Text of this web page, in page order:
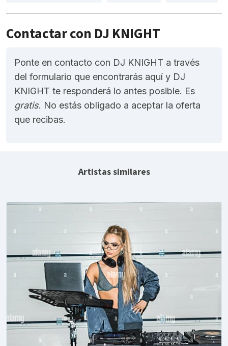
Contactar con DJ KNIGHT
Ponte en contacto con DJ KNIGHT a través
del formulario que encontrarás aquí y DJ
KNIGHT te responderá lo antes posible. Es
gratis. No estás obligado a aceptar la oferta
que recibas.
Artistas similares